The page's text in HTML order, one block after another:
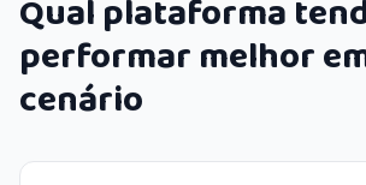
Qual plataforma
performar melhor
cenário